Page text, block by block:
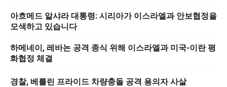
아흐메드 알샤라 대통령: 시리아가 이스라엘과 안보협정을
모색하고 있습니다
하메네이, 레바논 공격 종식 위해 이스라엘과 미국-이란 평
화협정 체결
경찰, 베를린 프라이드 차량충돌 공격 용의자 사살